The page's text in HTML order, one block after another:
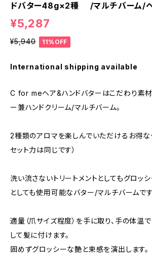
ドバター48g×2種 /マルチバーム/
¥5,287
¥5,940 11%OFF
International shipping available
C for meヘア&ハンドバターはこだわり素
ー兼ハンドクリーム/マルチバーム。
2種類のアロマを楽しんでいただけるお得な
セット力は同じです）
洗い流さないトリートメントとしてもグロッ
としても使用可能なバター/マルチバームです
適量（爪サイズ程度）を手に取り、手の体温
して髪に付けます。
固めずグロッシーな艶と束感を演出します。